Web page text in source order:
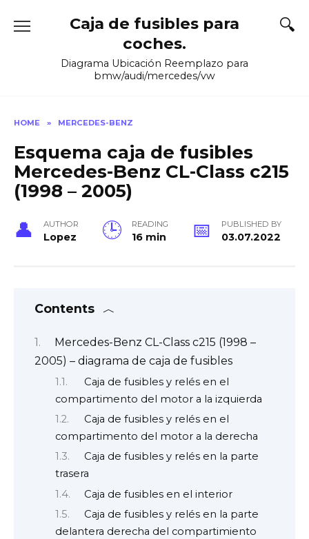
Caja de fusibles para
coches.
Diagrama Ubicación Reemplazo para
bmw/audi/mercedes/vw
HOME » MERCEDES-BENZ
Esquema caja de fusibles
Mercedes-Benz CL-Class c215
(1998 – 2005)
AUTHOR
Lopez
READING
16 min
PUBLISHED BY
03.07.2022
Contents
Mercedes-Benz CL-Class c215 (1998 –
2005) – diagrama de caja de fusibles
Caja de fusibles y relés en el
compartimento del motor a la izquierda
Caja de fusibles y relés en el
compartimento del motor a la derecha
Caja de fusibles y relés en la parte
trasera
Caja de fusibles en el interior
Caja de fusibles y relés en la parte
delantera derecha del compartimiento